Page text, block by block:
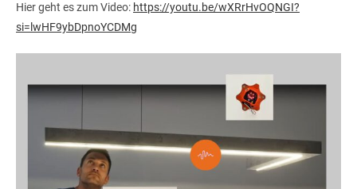
Hier geht es zum Video: https://youtu.be/wXRrHvOQNGI?
si=lwHF9ybDpnoYCDMg